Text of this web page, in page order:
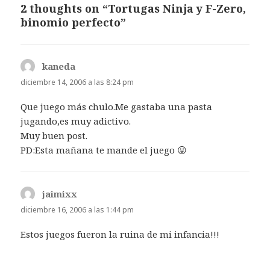
2 thoughts on “Tortugas Ninja y F-Zero,
binomio perfecto”
kaneda
diciembre 14, 2006 a las 8:24 pm
Que juego más chulo.Me gastaba una pasta
jugando,es muy adictivo.
Muy buen post.
PD:Esta mañana te mande el juego 😛
jaimixx
diciembre 16, 2006 a las 1:44 pm
Estos juegos fueron la ruina de mi infancia!!!